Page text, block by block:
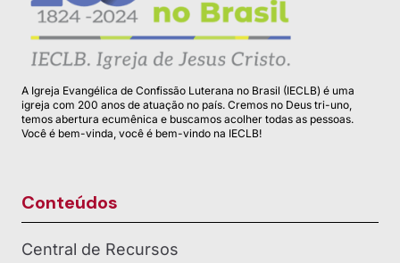
A Igreja Evangélica de Confissão Luterana no Brasil (IECLB) é uma
igreja com 200 anos de atuação no país. Cremos no Deus tri-uno,
temos abertura ecumênica e buscamos acolher todas as pessoas.
Você é bem-vinda, você é bem-vindo na IECLB!
Conteúdos
Central de Recursos